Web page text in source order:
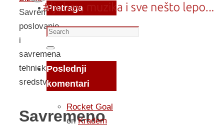
Savremeno
poslovanje
i
savremena
tehnicka
sredstva
Savremeno
Pretraga
Search
for:
Search
Poslednji
komentari
Rocket Goal
onKradem